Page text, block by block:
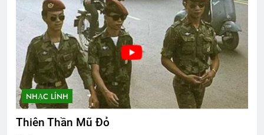
NHẠC LÍNH
Thiên Thần Mũ Đỏ